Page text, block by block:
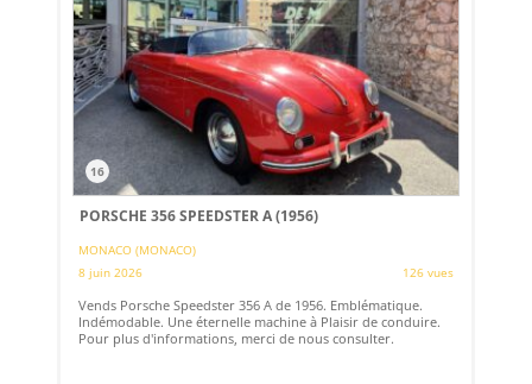
16
PORSCHE 356 SPEEDSTER A (1956)
MONACO (MONACO)
8 juin 2026
126 vues
Vends Porsche Speedster 356 A de 1956. Emblématique.
Indémodable. Une éternelle machine à Plaisir de conduire.
Pour plus d'informations, merci de nous consulter.